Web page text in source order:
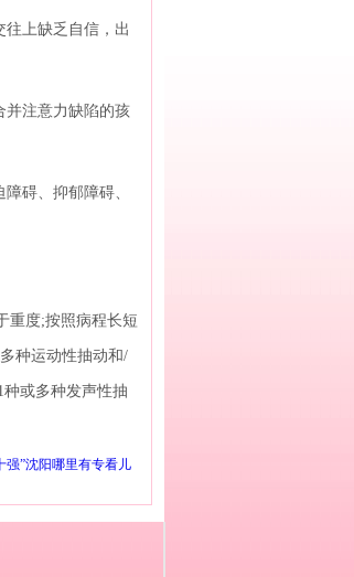
上缺乏自信，出
注意力缺陷的孩
碍、抑郁障碍、
重度;按照病程长短
种运动性抽动和/
或多种发声性抽
强”沈阳哪里有专看儿